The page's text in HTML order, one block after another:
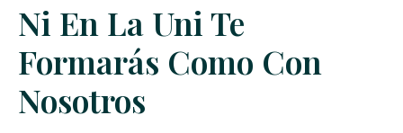
Ni En La Uni Te
Formarás Como Con
Nosotros